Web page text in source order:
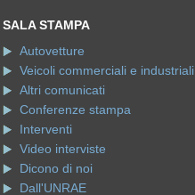
SALA STAMPA
Autovetture
Veicoli commerciali e industriali
Altri comunicati
Conferenze stampa
Interventi
Video interviste
Dicono di noi
Dall'UNRAE